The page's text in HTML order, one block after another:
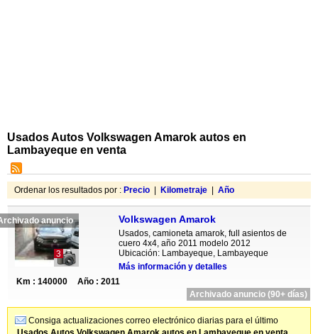
Usados Autos Volkswagen Amarok autos en
Lambayeque en venta
Ordenar los resultados por : Precio Kilometraje Año
anuncio
3
Volkswagen Amarok
Usados, camioneta amarok, full asientos de
cuero 4x4, año 2011 modelo 2012
Ubicación: Lambayeque, Lambayeque
Más información y detalles
Km : 140000
Año : 2011
Archivado anuncio (90+ días)
Consiga actualizaciones correo electrónico diarias para el último